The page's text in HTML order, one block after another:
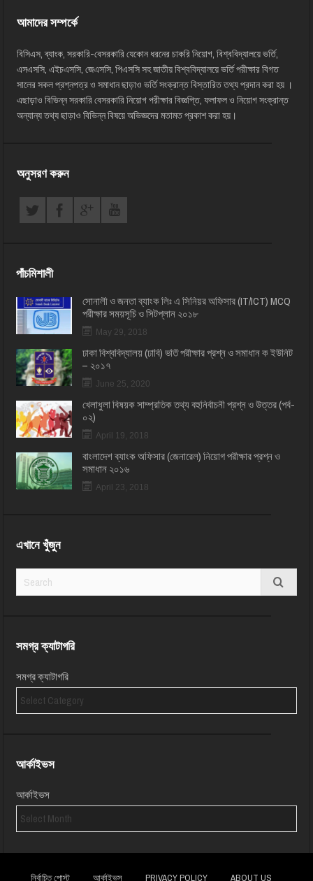
আমাদের সম্পর্কে
বিসিএস, ব্যাংক, সরকারি-বেসরকারি যেকোন ধরনের চাকরি নিয়োগ, বিশ্ববিদ্যালয়ে ভর্তি,
এসএসসি, এইচএসসি, জেএসসি, পিএসসি সহ জাতীয় বিশ্ববিদ্যালয়ে ভর্তি পরীক্ষার বিগত
সালের সকল প্রশ্নপত্র ও সমাধান ছাড়াও ভর্তি সংক্রান্ত বিস্তারিত তথ্য প্রদান করা হয় ।
এছাড়াও বিভিন্ন সরকারি বেসরকারি নিয়োগ পরীক্ষার বিজ্ঞপ্তি, ফলাফল ও নিয়োগ সংক্রান্ত
অন্যান্য তথ্য ছাড়াও বিভিন্ন বিষয়ে অভিজ্ঞদের মতামত প্রকাশ করা হয়।
অনুসরণ করুন
পাঁচমিশালী
সোনালী ও জনতা ব্যাংক লিঃ এ সিনিয়র অফিসার (IT/ICT) MCQ
পরীক্ষার সময়সূচি ও সিটপ্লান ২০১৮
May 29, 2018
ঢাকা বিশ্ববিদ্যালয় (ঢাবি) ভর্তি পরীক্ষার প্রশ্ন ও সমাধান ক ইউনিট
– ২০১৭
June 25, 2020
খেলাধুলা বিষয়ক সাম্প্রতিক তথ্য বহুনির্বাচনী প্রশ্ন ও উত্তর (পর্ব-
০২)
April 19, 2018
বাংলাদেশ ব্যাংক অফিসার (জেনারেল) নিয়োগ পরীক্ষার প্রশ্ন ও
সমাধান ২০১৬
April 23, 2018
এখানে খুঁজুন
সমগ্র ক্যাটাগরি
সমগ্র ক্যাটাগরি
আর্কাইভস
আর্কাইভস
নির্বাচিত পোস্ট আর্কাইভস PRIVACY POLICY ABOUT US